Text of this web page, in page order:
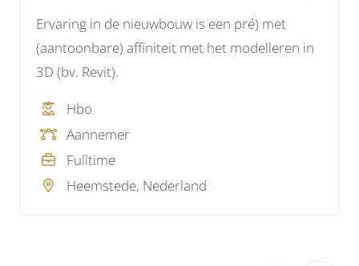
Ervaring in de nieuwbouw is een pré) met
(aantoonbare) affiniteit met het modelleren in
3D (bv. Revit).
Hbo
Aannemer
Fulltime
Heemstede, Nederland